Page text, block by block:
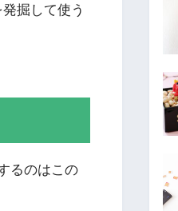
掘して使う
るのはこの